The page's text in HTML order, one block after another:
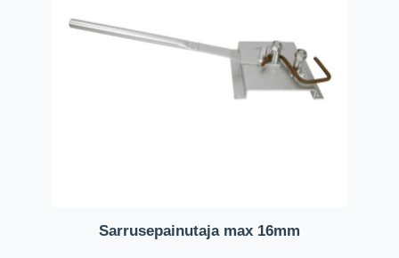
Sarrusepainutaja max 16mm